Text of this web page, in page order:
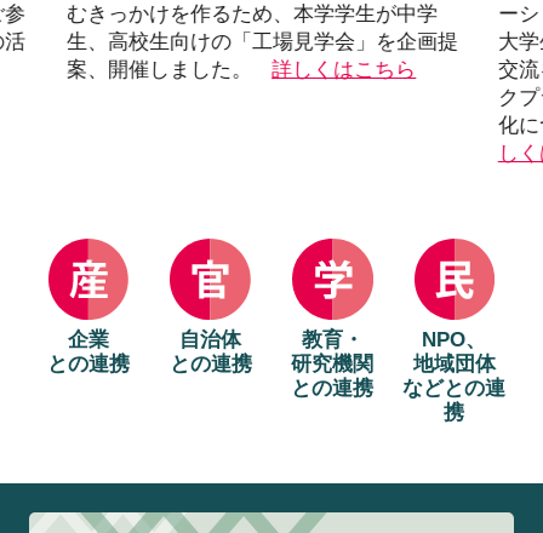
活
むきっかけを作るため、本学学生が中学
生、高校生向けの「工場見学会」を企画提
案、開催しました。
詳しくはこちら
ー
大
交
ク
化
し
企業
との連携
自治体
との連携
教育・
研究機関
との連携
NPO、
地域団体
などとの連
携